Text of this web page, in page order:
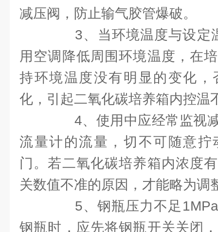
减压阀，防止输气胶管爆破。
3、当环境温度与设定
用空调降低周围环境温度，在
持环境温度没有明显的变化，
化，引起二氧化碳培养箱内控温
4、使用中应经常监视减
流量计的流量，切不可随意拧
门。若二氧化碳培养箱内浓度
关数值不准的原因，才能略为调
5、钢瓶压力不足1MPa
钢瓶时，应先将钢瓶开关关闭